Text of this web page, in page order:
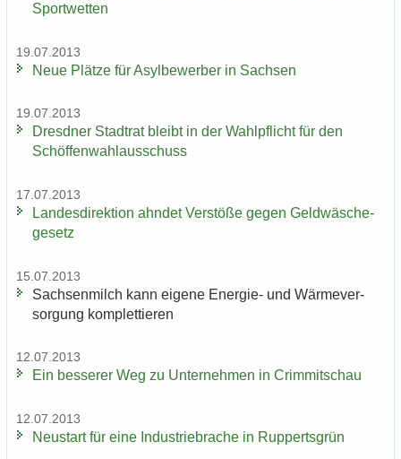
Sport­wet­ten
19.07.2013
Neue Plät­ze für Asyl­be­wer­ber in Sach­sen
19.07.2013
Dresd­ner Stadt­rat bleibt in der Wahl­pflicht für den
Schöf­fen­wahl­aus­schuss
17.07.2013
Lan­des­di­rek­ti­on ahn­det Ver­stö­ße gegen Geld­wä­sche­
ge­setz
15.07.2013
Sach­sen­milch kann ei­ge­ne Energie-​ und Wär­me­ver­
sor­gung kom­plet­tie­ren
12.07.2013
Ein bes­se­rer Weg zu Un­ter­neh­men in Crim­mit­schau
12.07.2013
Neu­start für eine In­dus­trie­bra­che in Rup­perts­grün